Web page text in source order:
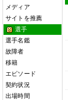
メディア
サイトを推薦
選手
選手名鑑
故障者
移籍
エピソード
契約状況
出場時間